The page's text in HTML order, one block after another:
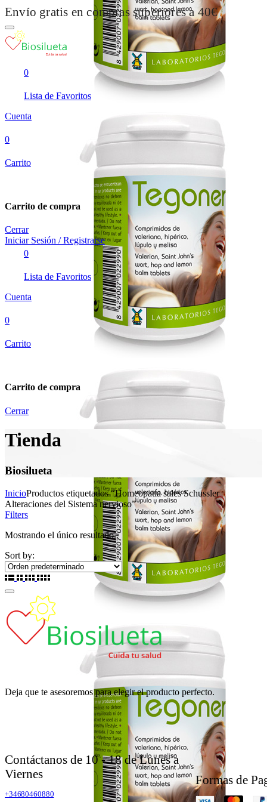
Envío gratis en compras superiores a 40€
0
Lista de Favoritos
Cuenta
0
Carrito
Carrito de compra
Cerrar
Iniciar Sesión / Registrarse
0
Lista de Favoritos
Cuenta
0
Carrito
Carrito de compra
Cerrar
Tienda
Biosilueta
InicioProductos etiquetados “Homeopatía sales Schussler
Alteraciones del Sistema nervioso”
Filters
Mostrando el único resultado
Sort by:
Deja que te asesoremos para elegir el producto perfecto.
Contáctanos de 10 - 18 de Lunes a
Viernes
+34680460880
Formas de